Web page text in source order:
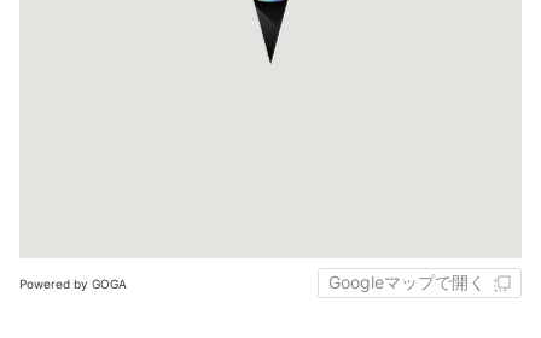
Powered by GOGA Googleマップで開く